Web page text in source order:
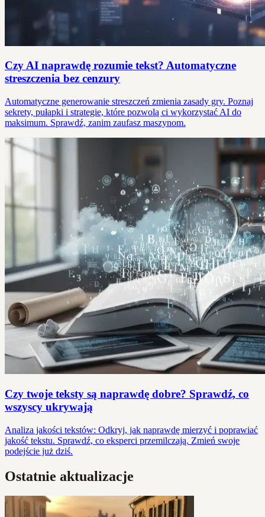
Czy AI naprawdę rozumie tekst? Automatyczne
streszczenia bez cenzury
Automatyczne generowanie streszczeń zmienia zasady gry. Poznaj
sekrety, pułapki i strategie, które pozwolą ci wykorzystać AI do
maksimum. Sprawdź, zanim zaufasz maszynom.
Czy twoje teksty są naprawdę dobre? Sprawdź, co
wszyscy ukrywają
Analiza jakości tekstów: Odkryj, jak naprawdę mierzyć i poprawiać
jakość tekstu. Sprawdź, co eksperci przemilczają. Zmień swoje
podejście już dziś.
Ostatnie aktualizacje